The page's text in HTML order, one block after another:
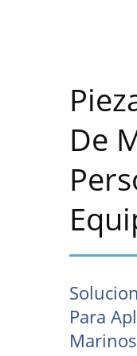
De
Para
Marinos